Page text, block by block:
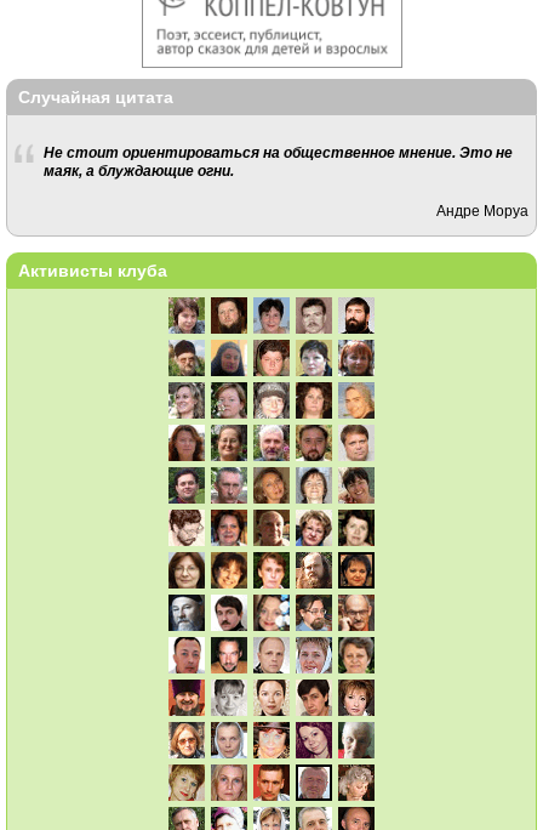
Случайная цитата
Не стоит ориентироваться на общественное мнение. Это не
маяк, а блуждающие огни.
Андре Моруа
Активисты клуба